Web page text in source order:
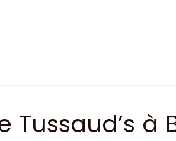
Tussaud’s à